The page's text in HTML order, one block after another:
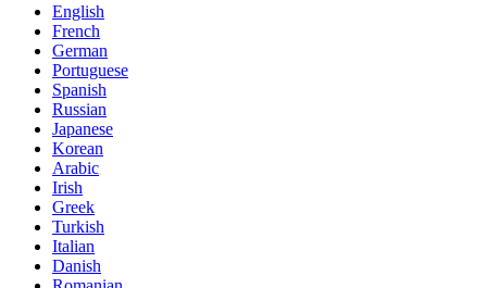
English
French
German
Portuguese
Spanish
Russian
Japanese
Korean
Arabic
Irish
Greek
Turkish
Italian
Danish